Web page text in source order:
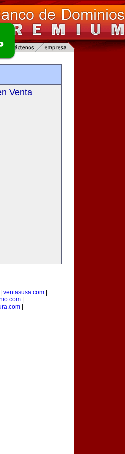
Venta
ventasusa.com|
|
|